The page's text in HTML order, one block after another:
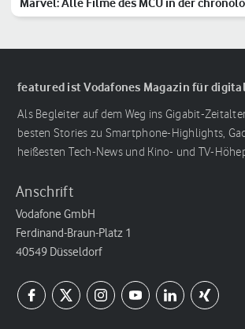
Reihenfolge
featured ist Vodafones Magazin für
Als Begleiter auf dem Weg ins Gigabit-
besten Stories zu Smartphone-Highlights,
heißesten Tech-News und Kino- und TV-
Anschrift
Vodafone GmbH
Ferdinand-Braun-Platz 1
40549 Düsseldorf